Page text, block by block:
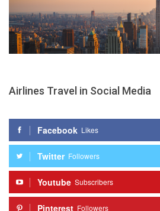
Airlines Travel in Social Media
Facebook Likes
Twitter Followers
Youtube Subscribers
Pinterest Followers